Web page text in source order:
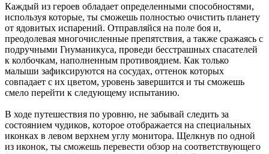
Каждый из героев обладает определенными способностями,
используя которые, ты сможешь полностью очистить планету
от ядовитых испарений. Отправляйся на поле боя и,
преодолевая многочисленные препятствия, а также сражаясь с
подручными Гнуманикуса, проведи бесстрашных спасателей
к колбочкам, наполненным противоядием. Как только
малыши зафиксируются на сосудах, оттенок которых
совпадает с их цветом, уровень завершится и ты сможешь
смело перейти к следующему испытанию.
В ходе путешествия по уровню, не забывай следить за
состоянием чудиков, которое отображается на специальных
иконках в левом верхнем углу монитора. Щелкнув по одной
из иконок, ты сможешь перевести обзор на соответствующего